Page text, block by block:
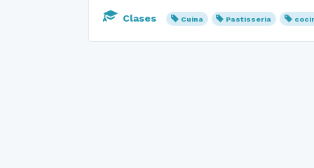
Clases Cuina Pastisseria